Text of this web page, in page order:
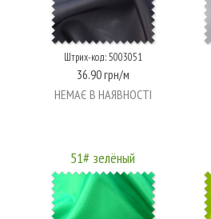
Штрих-код: 5003051
36.90 грн/м
НЕМАЄ В НАЯВНОСТІ
51# зелёный